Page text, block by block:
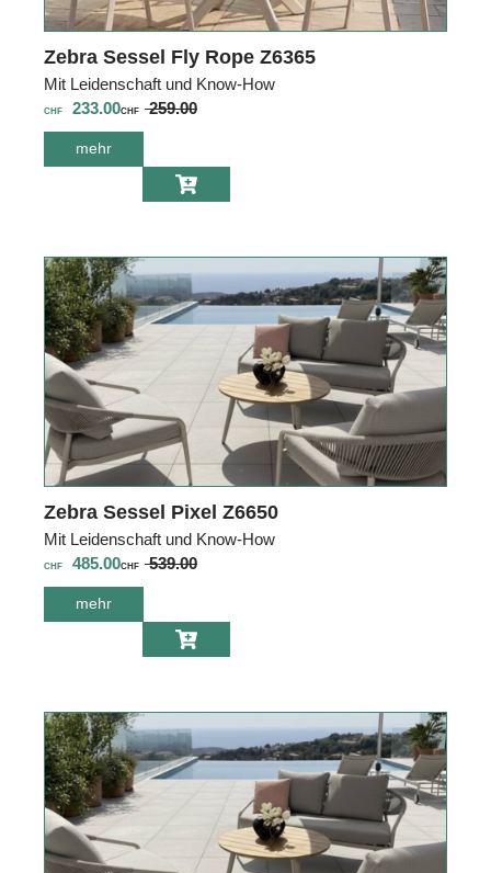
Zebra Sessel Fly Rope Z6365
Mit Leidenschaft und Know-How
CHF 233.00CHF 259.00
mehr
Sessel Fly Rope
Zebra Sessel Pixel Z6650
Mit Leidenschaft und Know-How
CHF 485.00CHF 539.00
mehr
Sessel Pixel